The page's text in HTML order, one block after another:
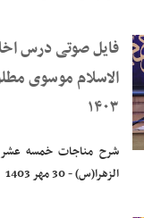
اخلاق حجت
الاسلام موسوی مطلق - ۳۰ مهر
- دارالبکاء فاطمه